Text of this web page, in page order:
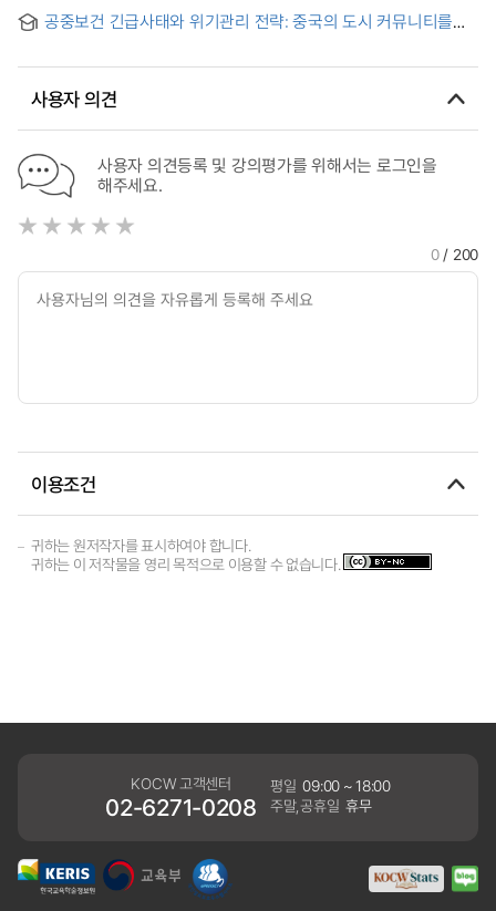
Design Analysis of Public Health Improvement in Busan by
of Haeundae
공중보건 긴급사태와 위기관리 전략: 중국의 도시 커뮤니티를
사용자 의견
사용자 의견등록 및 강의평가를 위해서는 로그인을
해주세요.
0/ 200
이용조건
귀하는 원저작자를 표시하여야 합니다.
귀하는 이 저작물을 영리 목적으로 이용할 수 없습니다.
KOCW 고객센터
02-6271-0208
평일 09:00 ~ 18:00
주말,공휴일 휴무